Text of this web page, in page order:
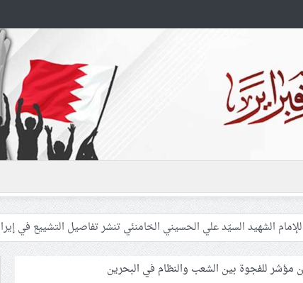
الشهيد السيّد علي الحسيني الخامنئي تنشر تفاصيل التشييع في
داخليّة تخدم الاحتلال
والإهمال الطبي
مؤشر للفجوة بين الشعب والنظام في البحرين